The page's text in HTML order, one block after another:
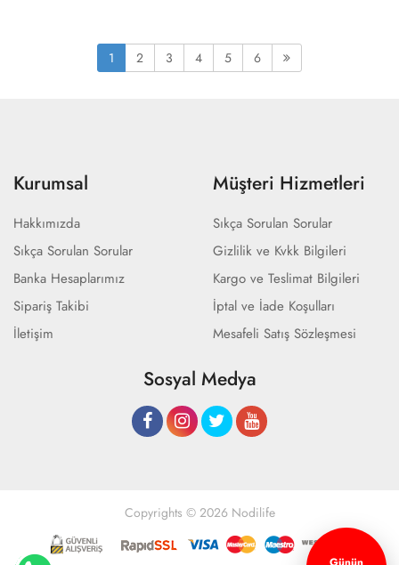
1 2 3 4 5 6
Kurumsal
Hakkımızda
Sıkça Sorulan Sorular
Banka Hesaplarımız
Sipariş Takibi
İletişim
Müşteri Hizmetleri
Sıkça Sorulan Sorular
Gizlilik ve Kvkk Bilgileri
Kargo ve Teslimat Bilgileri
İptal ve İade Koşulları
Mesafeli Satış Sözleşmesi
Sosyal Medya
Copyrights © 2026 Nodilife